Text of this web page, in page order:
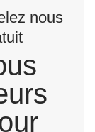
nous